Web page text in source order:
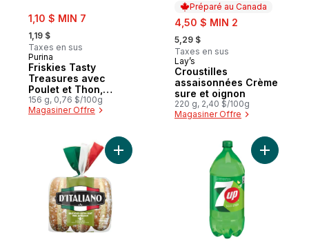
sale:
1,10 $ MIN 7
, formerly:
1,19 $
Taxes en sus
Purina
Friskies Tasty
Treasures avec
Poulet et Thon,
Nourriture Humide
pour Chats
156 g, 0,76 $/100g
Magasiner Offre
Préparé au Canada
sale:
4,50 $ MIN 2
, formerly:
5,29 $
Taxes en sus
Préparé au Canada
Lay’s
Croustilles
assaisonnées Crème
sure et oignon
220 g, 2,40 $/100g
Magasiner Offre
Ajouter Petits pains à saucisse Brizzolio
Ajouter